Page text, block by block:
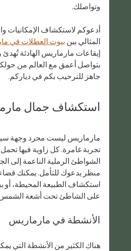
وتواصلك.
أدعوكم لاستكشاف الإمكانيات
المثالي بين بيوت العطلات في
إيقاعات مارماريس الهادئة
بتواصل أعمق مع العالم من
جاهز للترحيب بكم في دياركم.
استكشاف جمال
مارماريس ليست مجرد وجهة
تجربة غامرة. كل زاوية فيها
الشواطئ الرملية الناعمة إلى
منظر يدعوك للتأمل. يمكنك
استكشاف الطبيعة المحيطة، أو
على الشاطئ تحت أشعة
الأنشطة في مارماريس
هناك الكثير من الأنشطة التي